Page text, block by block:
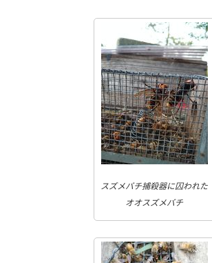
スズメバチ捕殺器に囚われた
オオスズメバチ